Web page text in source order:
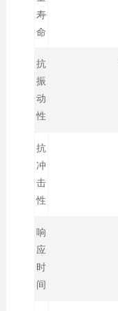
寿
命
抗
振
动
性
抗
冲
击
性
响
应
时
间